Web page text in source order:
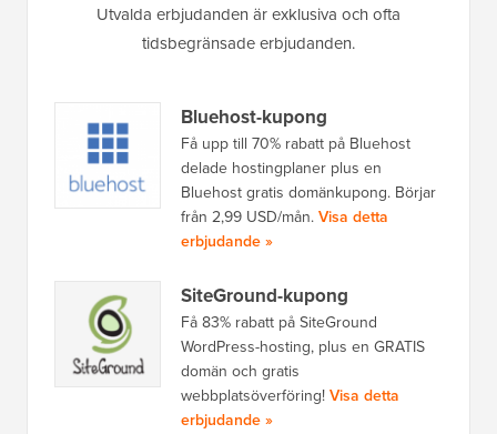
Utvalda erbjudanden är exklusiva och ofta
tidsbegränsade erbjudanden.
Bluehost-kupong
Få upp till 70% rabatt på Bluehost
delade hostingplaner plus en
Bluehost gratis domänkupong. Börjar
från 2,99 USD/mån.Visa detta
erbjudande »
SiteGround-kupong
Få 83% rabatt på SiteGround
WordPress-hosting, plus en GRATIS
domän och gratis
webbplatsöverföring!Visa detta
erbjudande »